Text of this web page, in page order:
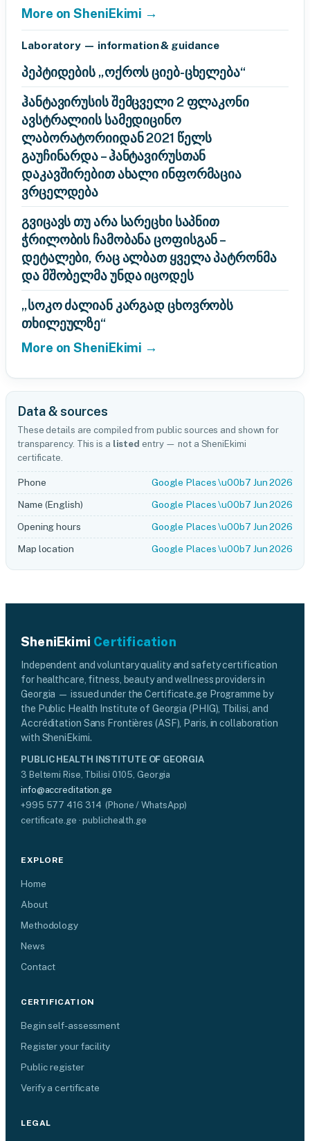
More on SheniEkimi →
Laboratory — information & guidance
პეპტიდების „ოქროს ციებ-ცხელება“
ჰანტავირუსის შემცველი 2 ფლაკონი
ავსტრალიის სამედიცინო
ლაბორატორიიდან 2021 წელს
გაუჩინარდა – ჰანტავირუსთან
დაკავშირებით ახალი ინფორმაცია
ვრცელდება
გვიცავს თუ არა სარეცხი საპნით
ჭრილობის ჩამობანა ცოფისგან –
დეტალები, რაც ალბათ ყველა პატრონმა
და მშობელმა უნდა იცოდეს
„სოკო ძალიან კარგად ცხოვრობს
თხილეულზე“
More on SheniEkimi →
Data & sources
These details are compiled from public sources and shown for
transparency. This is a listed entry — not a SheniEkimi
certificate.
Phone
Google Places \u00b7 Jun 2026
Name (English)
Google Places \u00b7 Jun 2026
Opening hours
Google Places \u00b7 Jun 2026
Map location
Google Places \u00b7 Jun 2026
SheniEkimi Certification
Independent and voluntary quality and safety certification
for healthcare, fitness, beauty and wellness providers in
Georgia — issued under the Certificate.ge Programme by
the Public Health Institute of Georgia (PHIG), Tbilisi, and
Accréditation Sans Frontières (ASF), Paris, in collaboration
with SheniEkimi.
PUBLIC HEALTH INSTITUTE OF GEORGIA
3 Beltemi Rise, Tbilisi 0105, Georgia
info@accreditation.ge
+995 577 416 314 (Phone / WhatsApp)
certificate.ge · publichealth.ge
EXPLORE
Home
About
Methodology
News
Contact
CERTIFICATION
Begin self-assessment
Register your facility
Public register
Verify a certificate
LEGAL